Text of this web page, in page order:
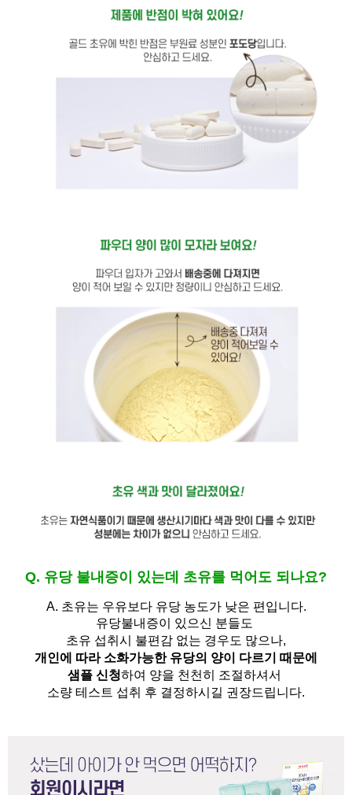
Q. 유당 불내증이 있는데 초유를 먹어도 되나요?
A. 초유는 우유보다 유당 농도가 낮은 편입니다.
유당불내증이 있으신 분들도
초유 섭취시 불편감 없는 경우도 많으나,
개인에 따라 소화가능한 유당의 양이 다르기 때문에
샘플 신청하여 양을 천천히 조절하셔서
소량 테스트 섭취 후 결정하시길 권장드립니다.